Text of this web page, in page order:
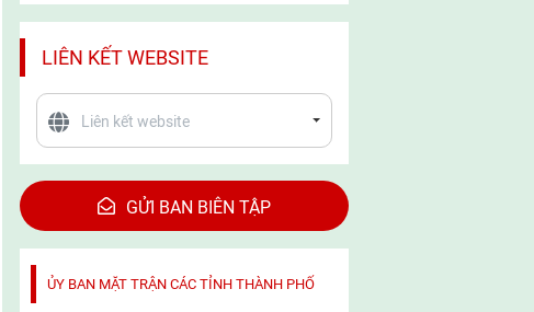
LIÊN KẾT WEBSITE
GỬI BAN BIÊN TẬP
ỦY BAN MẶT TRẬN CÁC TỈNH THÀNH PHỐ